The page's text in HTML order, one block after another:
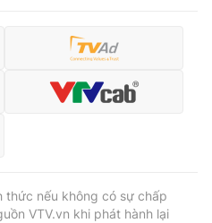
thức nếu không có sự chấp
VTV.vn khi phát hành lại